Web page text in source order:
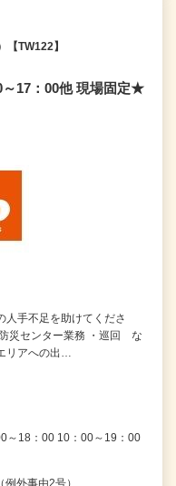
TW122】
～17：00他 現場固定★
人手不足を助けてくださ
災センター業務 ・巡回 な
リアへの出…
～18：00 10：00～19：00
外事由2号）